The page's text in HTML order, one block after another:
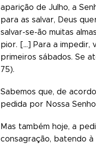
aparição de Julho, a
para as salvar, Deus
salvar-se-ão muitas
pior. [...] Para a impedir,
primeiros sábados. Se
75).
Sabemos que, de
pedida por Nossa
Mas também hoje, a
consagração, batendo